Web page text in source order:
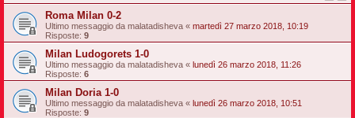
Roma Milan 0-2
Ultimo messaggio da malatadisheva « martedì 27 marzo 2018, 10:19
Risposte: 9
Milan Ludogorets 1-0
Ultimo messaggio da malatadisheva « lunedì 26 marzo 2018, 11:26
Risposte: 6
Milan Doria 1-0
Ultimo messaggio da malatadisheva « lunedì 26 marzo 2018, 10:51
Risposte: 9